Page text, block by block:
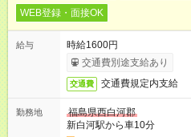
WEB登録・面接OK
給与
時給1600円
交通費別途支給あり
交通費 交通費規定内支給
勤務地
福島県西白河郡
新白河駅から車10分